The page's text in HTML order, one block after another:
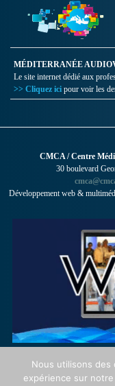
MÉDITERRANÉE
Le site internet dédié aux
>> Cliquez ici pour voir les
CMCA / Centre
30 boulevard
Développement web &
Nous utilisons des
expérience sur